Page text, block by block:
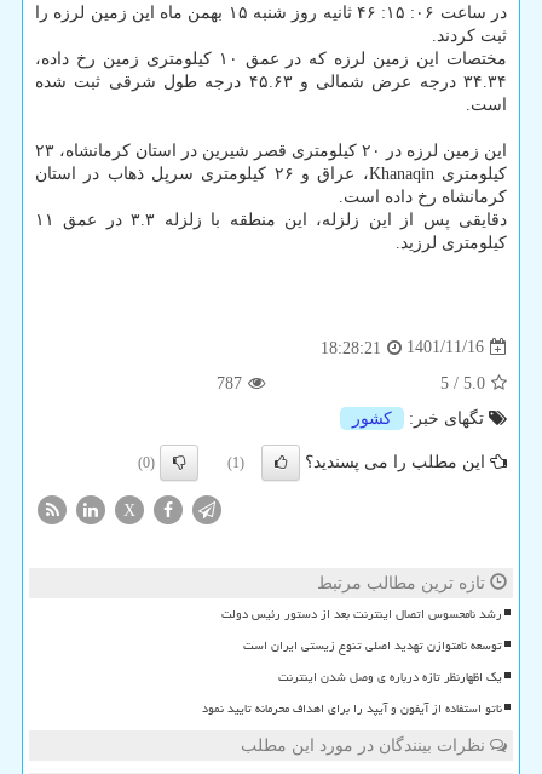
در ساعت ۰۶: ۱۵: ۴۶ ثانیه روز شنبه ۱۵ بهمن ماه این زمین لرزه را
ثبت کردند.
مختصات این زمین لرزه که در عمق ۱۰ کیلومتری زمین رخ داده،
۳۴.۳۴ درجه عرض شمالی و ۴۵.۶۳ درجه طول شرقی ثبت شده
است.
این زمین لرزه در ۲۰ کیلومتری قصر شیرین در استان کرمانشاه، ۲۳
کیلومتری Khanaqin، عراق و ۲۶ کیلومتری سرپل ذهاب در استان
کرمانشاه رخ داده است.
دقایقی پس از این زلزله، این منطقه با زلزله ۳.۳ در عمق ۱۱
کیلومتری لرزید.
1401/11/16
18:28:21
5.0
/
5
787
تگهای خبر:
كشور
این مطلب را می پسندید؟ (1)
(0)
X
تازه ترین مطالب مرتبط
رشد نامحسوس اتصال اینترنت بعد از دستور رئیس دولت
توسعه نامتوازن تهدید اصلی تنوع زیستی ایران است
یک اظهارنظر تازه درباره ی وصل شدن اینترنت
ناتو استفاده از آیفون و آیپد را برای اهداف محرمانه تایید نمود
نظرات بینندگان در مورد این مطلب